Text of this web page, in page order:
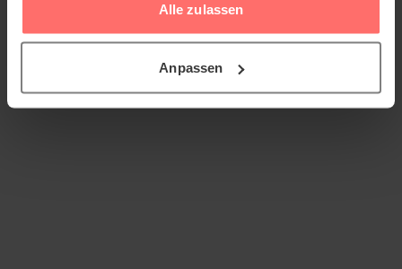
Alle zulassen
Anpassen